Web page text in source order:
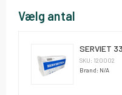
Vælg antal
SERVIET
SKU: 120002
Brand: N/A